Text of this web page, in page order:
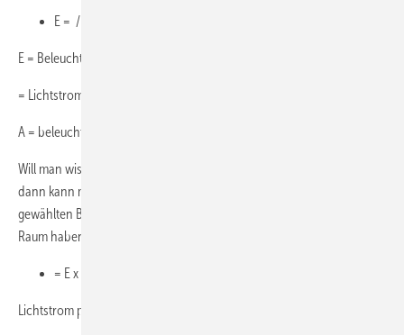
E = / A
E = Beleuchtungsstärke (Lux, lx)
= Lichtstrom (Lumen, lm)
A = beleuchtete Fläche (m²) in 75 cm Höhe
Will man wissen, wie viel Gesamtlumen die Lichtquellen haben sollen,
dann kann man die Formel auch umstellen, abhängig von der
gewählten Beleuchtungsstärke (200 lx, 300 lx oder 500 lx), die der
Raum haben soll. Dann gilt:
= E x A
Lichtstrom phi (lumen) = Beleuchtungsstärke E (lux) x Fläche A (m²)